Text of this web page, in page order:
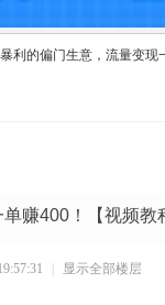
利的偏门生意，流量变现
赚400！【视频教
| 显示全部楼层